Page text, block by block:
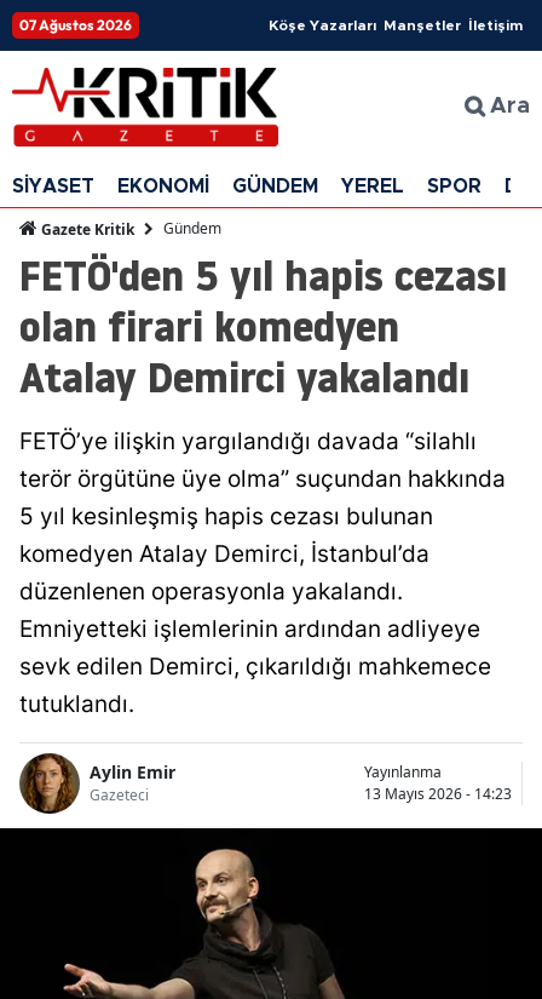
07 Ağustos 2026 Köşe Yazarları Manşetler İletişim
Ara
SİYASET EKONOMİ GÜNDEM YEREL SPOR
Gazete Kritik Gündem
FETÖ'den 5 yıl hapis cezası
olan firari komedyen
Atalay Demirci yakalandı
FETÖ’ye ilişkin yargılandığı davada “silahlı
terör örgütüne üye olma” suçundan hakkında
5 yıl kesinleşmiş hapis cezası bulunan
komedyen Atalay Demirci, İstanbul’da
düzenlenen operasyonla yakalandı.
Emniyetteki işlemlerinin ardından adliyeye
sevk edilen Demirci, çıkarıldığı mahkemece
tutuklandı.
Aylin Emir
Gazeteci
Yayınlanma
13 Mayıs 2026 - 14:23